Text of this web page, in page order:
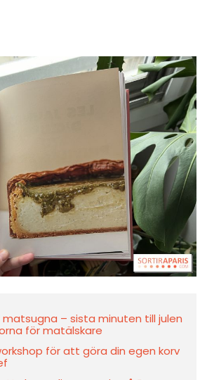
– sista minuten till julen
för matälskare
för att göra din egen korv